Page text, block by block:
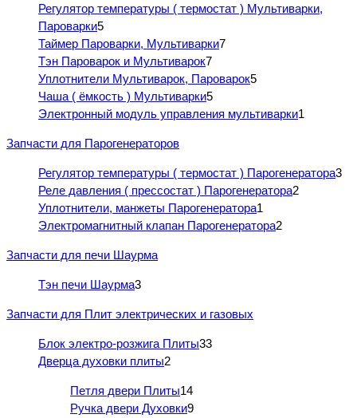
Регулятор температуры ( термостат ) Мультиварки,
Пароварки5
Таймер Пароварки, Мультиварки7
Тэн Пароварок и Мультиварок7
Уплотнители Мультиварок, Пароварок5
Чаша ( ёмкость ) Мультиварки5
Электронный модуль управления мультиварки1
Запчасти для Парогенераторов
Регулятор температуры ( термостат ) Парогенератора3
Реле давления ( прессостат ) Парогенератора2
Уплотнители, манжеты Парогенератора1
Электромагнитный клапан Парогенератора2
Запчасти для печи Шаурма
Тэн печи Шаурма3
Запчасти для Плит электрических и газовых
Блок электро-розжига Плиты33
Дверца духовки плиты2
Петля двери Плиты14
Ручка двери Духовки9